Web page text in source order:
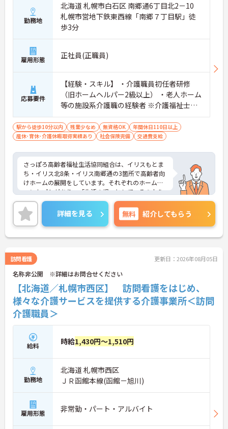
勤務地
北海道 札幌市白石区 南郷通6丁目北2－10
札幌市営地下鉄東西線「南郷７丁目駅」徒
歩3分
雇用形態 正社員(正職員)
応募要件
【経験・スキル】 ・介護職員初任者研修
（旧ホームヘルパー2級以上） ・老人ホーム
等の施設系介護職の経験者 ※介護福祉士は
なお良し
駅から徒歩10分以内 残業少なめ 無資格OK
年間休日110日以上
産休･育休･介護休暇取得実績あり
社会保険完備 交通費支給
さっぽろ高齢者福祉生活協同組合は、イリスもとま
ち・イリス北8条・イリス南郷通の3箇所で高齢者向
けホームの展開をしています。それぞれのホームに
コンセプトがあり、「生活の場」として、その人ら
しい暮らしを支えたい、という気持ちを大切にし、
ご入居の方に寄り添うケアを目指しています。ま
た、本当に生涯「安心」して暮らせる住まいを目指
しており、様々な不安を抱える高齢者の生活サポー
トをしています。イリス南郷通は、お元気な方から
齢者向け住宅です。地下鉄南郷7丁目駅から徒歩3分
程度で、通勤アクセスも抜群です。介護に興味のあ
る方は是非ご連絡ください。
詳細を見る 無料 紹介してもらう
訪問看護 更新日：2026年08月05日
名称非公開 ※詳細はお問合せください
【北海道／札幌市西区】 訪問看護をはじめ、
様々な介護サービスを提供する介護事業所＜訪問
介護職員＞
給料 時給1,430円～1,510円
勤務地
北海道 札幌市西区
ＪＲ函館本線(函館－旭川)
雇用形態 非常勤・パート・アルバイト